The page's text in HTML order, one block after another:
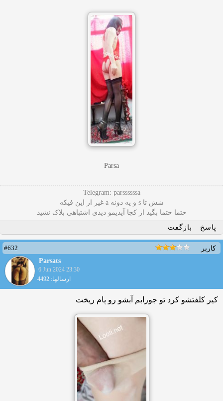
Parsa
Telegram: parssssssa
شش تا s و یه دونه a غیر از این فیکه
حتما حتما بگید از کجا آیدیمو دیدی اشتباهی بلاک نشید
پاسخ
بازگفت
کاربر
#632
Parsats
6 Jun 2024 23:30
ارسالها: 4492
کیر کلفتشو کرد تو جورابم آبشو رو پام ریخت